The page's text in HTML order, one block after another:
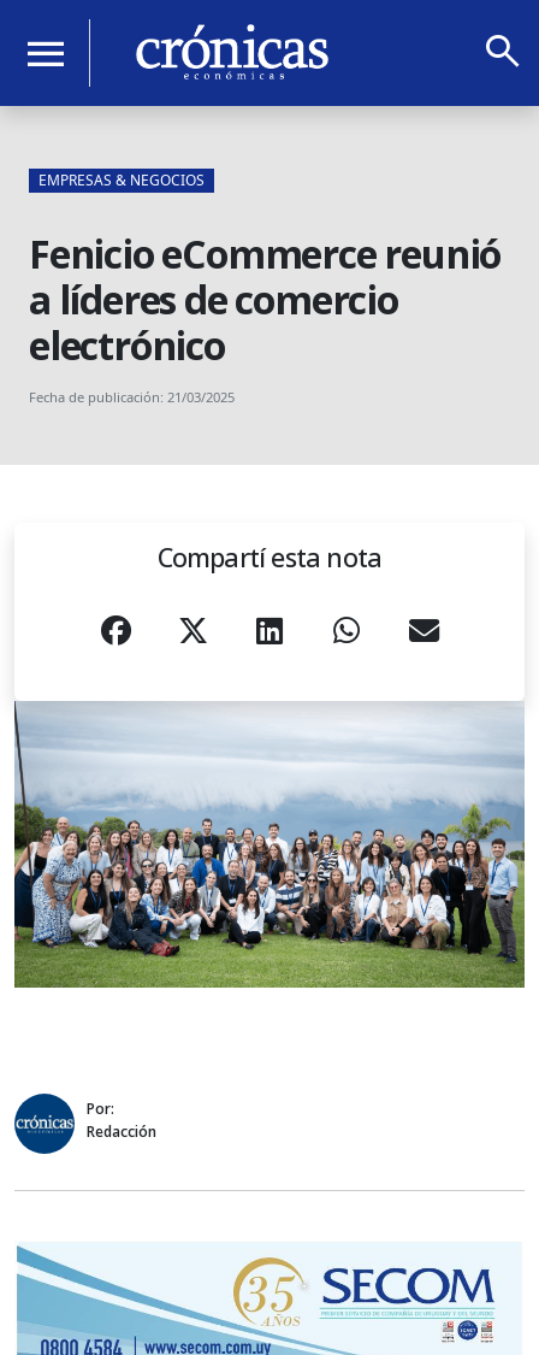
menu search
EMPRESAS & NEGOCIOS
Fenicio eCommerce reunió
a líderes de comercio
electrónico
Fecha de publicación: 21/03/2025
Compartí esta nota
Por:
Redacción